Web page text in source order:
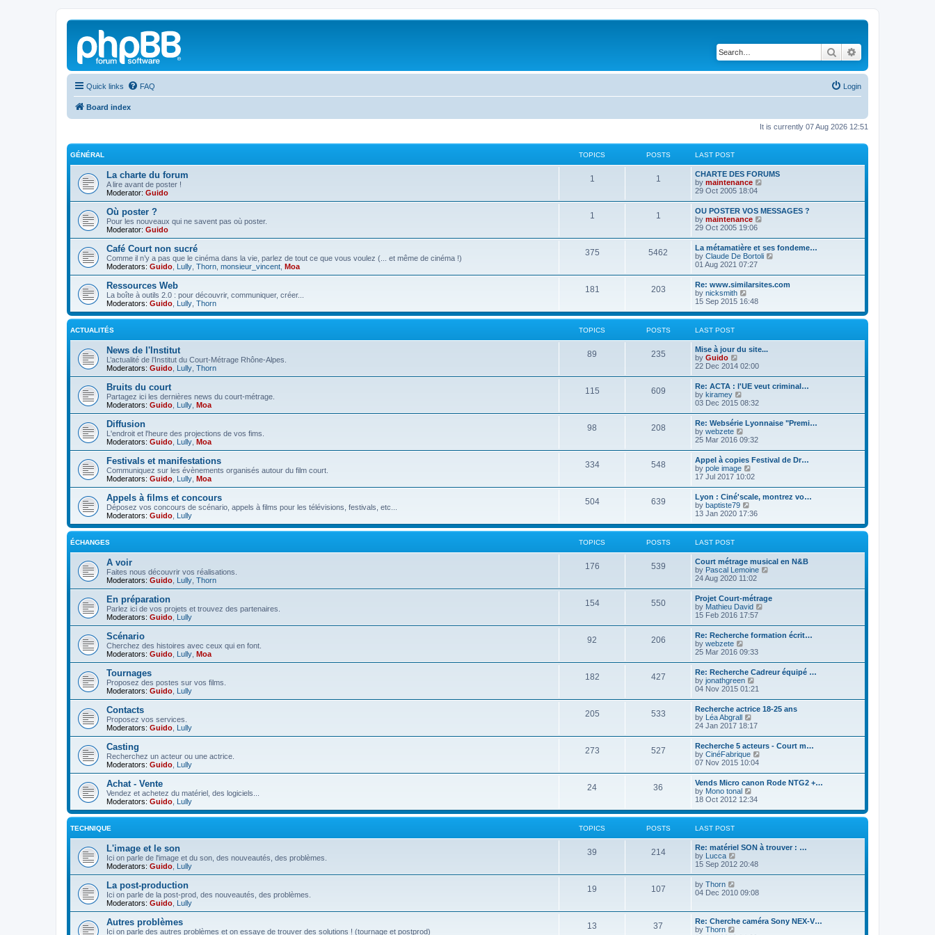
Search
Quick links FAQ Login
Board index
It is currently 07 Aug 2026 12:51
GÉNÉRAL TOPICS POSTS LAST POST
La charte du forum
A lire avant de poster !
Moderator: Guido
1 1
CHARTE DES FORUMS
by maintenance
w
t
l
a
t
s
t
p
t
29 Oct 2005 18:04
Où poster ?
Pour les nouveaux qui ne savent pas où poster.
Moderator: Guido
1 1
OU POSTER VOS MESSAGES ?
by maintenance
t
h
l
a
s
t
s
t
29 Oct 2005 19:06
Café Court non sucré
Comme il n’y a pas que le cinéma dans la vie, parlez de tout ce que vous voulez (... et même de cinéma !)
Moderators: Guido Lully Thorn monsieur_vincent Moa
375 5462
La métamatière et ses fondeme…
by Claude De Bortoli
t
l
a
e
s
t
01 Aug 2021 07:27
Ressources Web
La boîte à outils 2.0 : pour découvrir, communiquer, créer...
Moderators: Guido Lully Thorn
181 203
Re: www.similarsites.com
by nicksmith
i
w
e
l
t
e
s
p
s
t
15 Sep 2015 16:48
ACTUALITÉS TOPICS POSTS LAST POST
News de l'Institut
L’actualité de l’Institut du Court-Métrage Rhône-Alpes.
Moderators: Guido Lully Thorn
89 235
Mise à jour du site...
by Guido
w
t
h
e
l
a
t
e
s
t
p
o
s
t
22 Dec 2014 02:00
Bruits du court
Partagez ici les dernières news du court-métrage.
Moderators: Guido Lully Moa
115 609
Re: ACTA : l'UE veut criminal…
by kiramey
i
w
t
h
e
l
a
t
e
s
t
p
o
s
t
03 Dec 2015 08:32
Diffusion
L'endroit et l'heure des projections de vos fims.
Moderators: Guido Lully Moa
98 208
Re: Websérie Lyonnaise "Premi…
by webzete
i
t
h
e
l
a
t
e
s
t
s
t
25 Mar 2016 09:32
Festivals et manifestations
Communiquez sur les évènements organisés autour du film court.
Moderators: Guido Lully Moa
334 548
Appel à copies Festival de Dr…
by pole image
i
w
t
h
e
l
a
e
s
t
p
s
t
17 Jul 2017 10:02
Appels à films et concours
Déposez vos concours de scénario, appels à films pour les télévisions, festivals, etc...
Moderators: Guido Lully
504 639
Lyon : Ciné'scale, montrez vo…
by baptiste79
i
w
e
l
a
t
e
s
t
p
s
t
13 Jan 2020 17:36
ÉCHANGES TOPICS POSTS LAST POST
A voir
Faites nous découvrir vos réalisations.
Moderators: Guido Lully Thorn
176 539
Court métrage musical en N&B
by Pascal Lemoine
t
l
a
s
t
p
t
24 Aug 2020 11:02
En préparation
Parlez ici de vos projets et trouvez des partenaires.
Moderators: Guido Lully
154 550
Projet Court-métrage
by Mathieu David
t
l
a
s
t
p
t
15 Feb 2016 17:57
Scénario
Cherchez des histoires avec ceux qui en font.
Moderators: Guido Lully Moa
92 206
Re: Recherche formation écrit…
by webzete
i
t
h
e
l
a
t
e
s
t
p
o
s
t
25 Mar 2016 09:33
Tournages
Proposez des postes sur vos films.
Moderators: Guido Lully
182 427
Re: Recherche Cadreur équipé …
by jonathgreen
i
t
h
e
l
a
t
e
s
t
p
o
s
t
04 Nov 2015 01:21
Contacts
Proposez vos services.
Moderators: Guido Lully
205 533
Recherche actrice 18-25 ans
by Léa Abgrall
i
t
h
e
l
a
e
s
t
s
t
24 Jan 2017 18:17
Casting
Recherchez un acteur ou une actrice.
Moderators: Guido Lully
273 527
Recherche 5 acteurs - Court m…
by CinéFabrique
t
l
a
e
s
s
07 Nov 2015 10:04
Achat - Vente
Vendez et achetez du matériel, des logiciels...
Moderators: Guido Lully
24 36
Vends Micro canon Rode NTG2 +…
by Mono tonal
i
w
e
l
t
e
t
s
t
18 Oct 2012 12:34
TECHNIQUE TOPICS POSTS LAST POST
L'image et le son
Ici on parle de l'image et du son, des nouveautés, des problèmes.
Moderators: Guido Lully
39 214
Re: matériel SON à trouver : …
by Lucca
i
t
h
l
a
15 Sep 2012 20:48
La post-production
Ici on parle de la post-prod, des nouveautés, des problèmes.
Moderators: Guido Lully
19 107 by Thorn
i
h
e
04 Dec 2010 09:08
Autres problèmes
Ici on parle des autres problèmes et on essaye de trouver des solutions ! (tournage et postprod)
13 37
Re: Cherche caméra Sony NEX-V…
by Thorn